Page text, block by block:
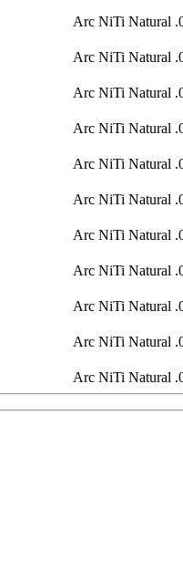
Arc NiTi Natural
Arc NiTi Natural
Arc NiTi Natural
Arc NiTi Natural
Arc NiTi Natural
Arc NiTi Natural
Arc NiTi Natural
Arc NiTi Natural
Arc NiTi Natural
Arc NiTi Natural
Arc NiTi Natural